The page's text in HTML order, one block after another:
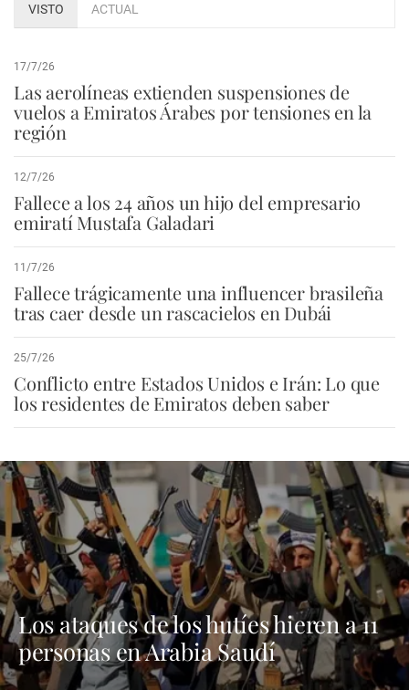
VISTO ACTUAL
17/7/26
Las aerolíneas extienden suspensiones de
vuelos a Emiratos Árabes por tensiones en la
región
12/7/26
Fallece a los 24 años un hijo del empresario
emiratí Mustafa Galadari
11/7/26
Fallece trágicamente una influencer brasileña
tras caer desde un rascacielos en Dubái
25/7/26
Conflicto entre Estados Unidos e Irán: Lo que
los residentes de Emiratos deben saber
Los ataques de los hutíes hieren a 11
personas en Arabia Saudí